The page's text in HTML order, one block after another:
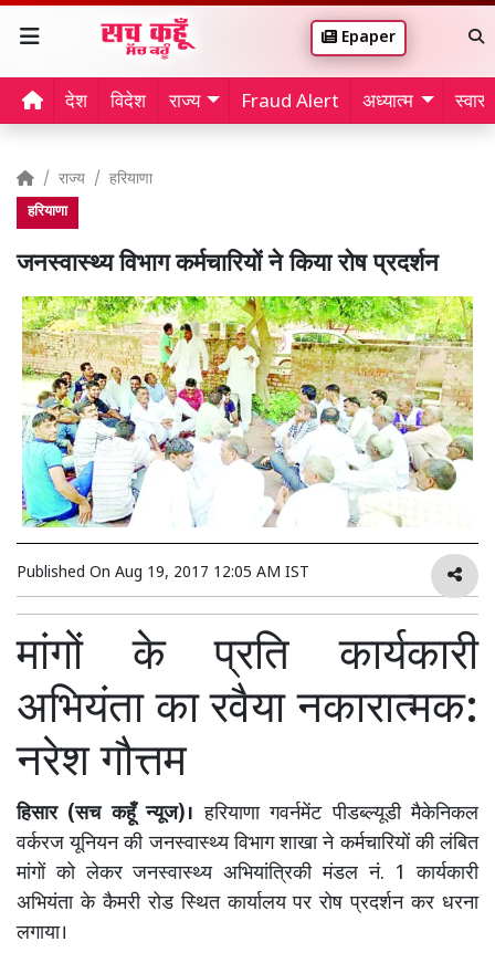
Epaper
देश विदेश राज्य Fraud Alert अध्यात्म
राज्य हरियाणा
हरियाणा
जनस्वास्थ्य विभाग कर्मचारियों ने किया रोष प्रदर्शन
Published On Aug 19, 2017 12:05 AM IST
मांगों के प्रति कार्यकारी
अभियंता का रवैया नकारात्मक:
नरेश गौत्तम
हिसार (सच कहूँ न्यूज)।हरियाणा गवर्नमेंट पीडब्ल्यूडी मैकेनिकल
वर्करज यूनियन की जनस्वास्थ्य विभाग शाखा ने कर्मचारियों की लंबित
मांगों को लेकर जनस्वास्थ्य अभियांत्रिकी मंडल नं. 1 कार्यकारी
अभियंता के कैमरी रोड स्थित कार्यालय पर रोष प्रदर्शन कर धरना
लगाया।